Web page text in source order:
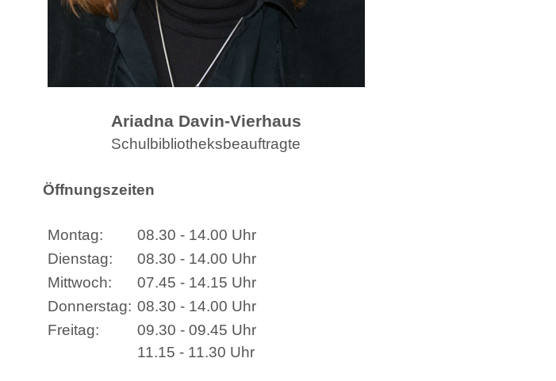
Ariadna Davin-Vierhaus
Schulbibliotheksbeauftragte
Öffnungszeiten
Montag:
08.30 - 14.00 Uhr
Dienstag:
08.30 - 14.00 Uhr
Mittwoch:
07.45 - 14.15 Uhr
Donnerstag: 08.30 - 14.00 Uhr
Freitag:
09.30 - 09.45 Uhr
11.15 - 11.30 Uhr